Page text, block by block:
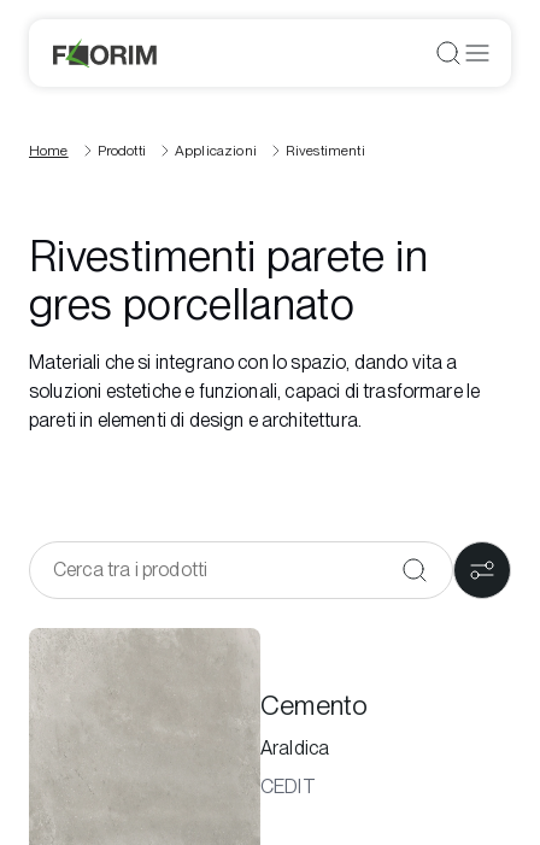
Home Prodotti Applicazioni Rivestimenti
Rivestimenti parete in
gres porcellanato
Materiali che si integrano con lo spazio, dando vita a
soluzioni estetiche e funzionali, capaci di trasformare le
pareti in elementi di design e architettura.
Cemento
Araldica
CEDIT